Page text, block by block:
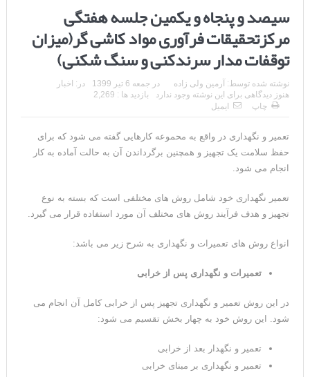
سیصد و پنجاه و یکمین جلسه هفتگی
مرکزتحقیقات فرآوری مواد کاشی گر(میزان
توقفات مدار سرندکنی و سنگ شکنی)
نوشته شده توسط: آرمین ولی زاده در جمعه 6 تیر 1399 در: اخبار
هنوز دیدگاهی برای این نوشته وجود ندارد
بازدید ها : 2,269
چاپ
ایمیل
تعمیر و نگهداری در واقع به محموعه کارهایی گفته می شود که برای
حفظ سلامت یک تجهیز و همچنین برگرداندن آن به حالت آماده به کار
انجام می شود.
تعمیر نگهداری خود شامل روش های مختلفی است که بسته به نوع
تجهیز و هدف فرآیند روش های مختلف آن مورد استفاده قرار می گیرد.
انواع روش های تعمیرات و نگهداری به شرح زیر می باشد:
تعمیرات و نگهداری پس از خرابی
در این روش تعمیر و نگهداری تجهیز پس از خرابی کامل آن انجام می
شود. این روش خود به چهار بخش تقسیم می شود:
تعمیر و نگهدار بعد از خرابی
تعمیر و نگهداری بر مبنای خرابی